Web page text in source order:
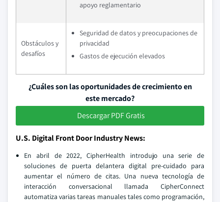
apoyo reglamentario
Obstáculos y
desafíos
Seguridad de datos y preocupaciones de
privacidad
Gastos de ejecución elevados
¿Cuáles son las oportunidades de crecimiento en
este mercado?
Descargar PDF Gratis
U.S. Digital Front Door Industry News:
En abril de 2022, CipherHealth introdujo una serie de
soluciones de puerta delantera digital pre-cuidado para
aumentar el número de citas. Una nueva tecnología de
interacción conversacional llamada CipherConnect
automatiza varias tareas manuales tales como programación,